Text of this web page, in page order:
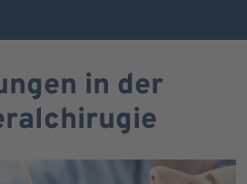
in der